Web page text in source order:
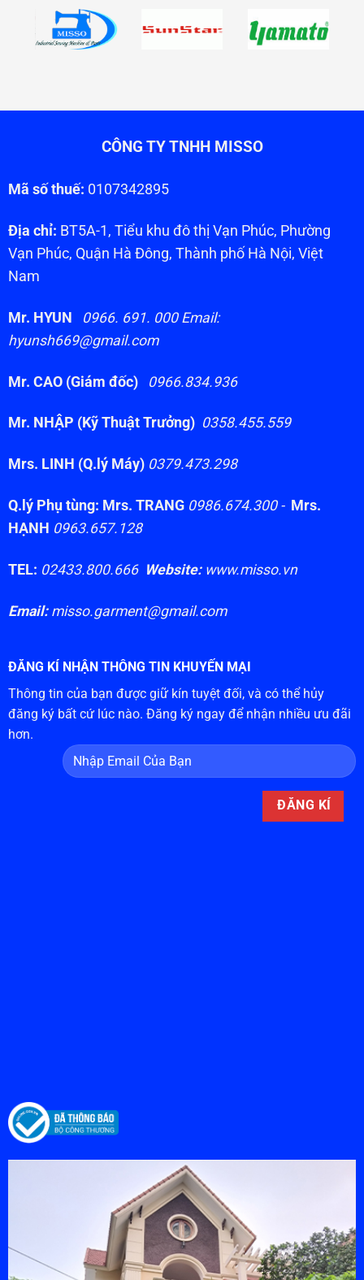
CÔNG TY TNHH MISSO
Mã số thuế: 0107342895
Địa chỉ: BT5A-1, Tiểu khu đô thị Vạn Phúc, Phường
Vạn Phúc, Quận Hà Đông, Thành phố Hà Nội, Việt
Nam
Mr. HYUN
0966. 691. 000 Email:
hyunsh669@gmail.com
Mr. CAO (Giám đốc) 0966.834.936
Mr. NHẬP (Kỹ Thuật Trưởng) 0358.455.559
Mrs. LINH (Q.lý Máy) 0379.473.298
Q.lý Phụ tùng: Mrs. TRANG 0986.674.300 - Mrs.
HẠNH 0963.657.128
TEL: 02433.800.666 Website:www.misso.vn
Email:misso.garment@gmail.com
ĐĂNG KÍ NHẬN THÔNG TIN KHUYẾN MẠI
Thông tin của bạn được giữ kín tuyệt đối, và có thể hủy
đăng ký bất cứ lúc nào. Đăng ký ngay để nhận nhiều ưu đãi
hơn.